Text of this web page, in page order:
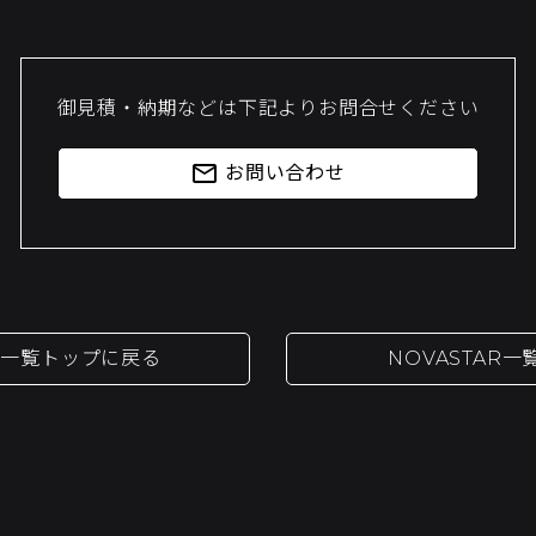
御見積・納期などは下記よりお問合せください
mail_outline お問い合わせ
覧トップに戻る NOVASTAR一